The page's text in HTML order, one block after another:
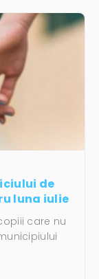
de
luna iulie
care nu